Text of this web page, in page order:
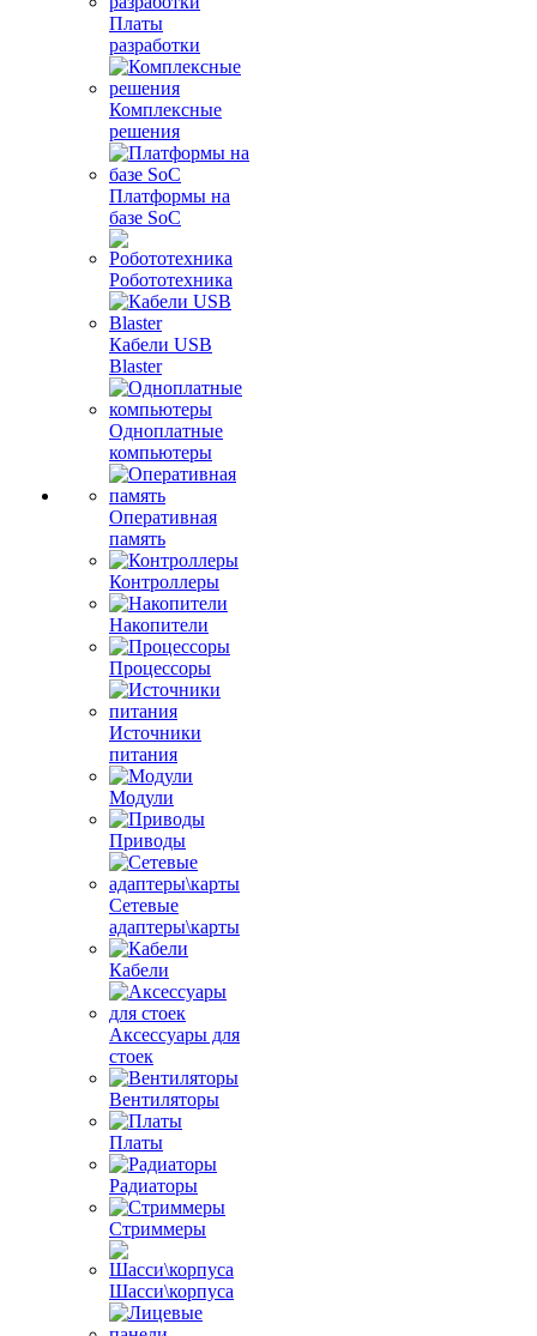
Платы
разработки
Комплексные
решения
Платформы на
базе SoC
Робототехника
Кабели USB
Blaster
Одноплатные
компьютеры
Оперативная
память
Контроллеры
Накопители
Процессоры
Источники
питания
Модули
Приводы
Сетевые
адаптеры\карты
Кабели
Аксессуары для
стоек
Вентиляторы
Платы
Радиаторы
Стриммеры
Шасси\корпуса